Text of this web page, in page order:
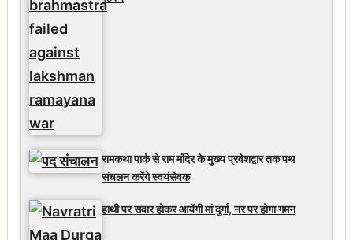
रामकथा पार्क से राम मंदिर के मुख्य प्रवेशद्वार तक पथ
संचलन करेंगे स्वयंसेवक
हाथी पर सवार होकर आयेंगी मां दुर्गा, नर पर होगा गमन